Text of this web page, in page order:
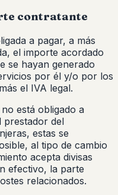
contratante
a pagar, a más
el importe acordado
se hayan generado
por él y/o por los
el IVA legal.
está obligado a
prestador del
estas se
al tipo de cambio
acepta divisas
efectivo, la parte
relacionados.